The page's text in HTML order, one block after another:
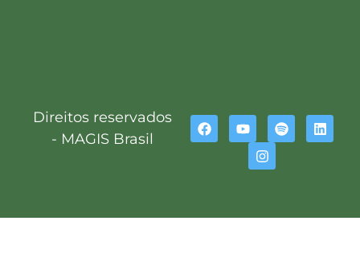
Direitos reservados
- MAGIS Brasil